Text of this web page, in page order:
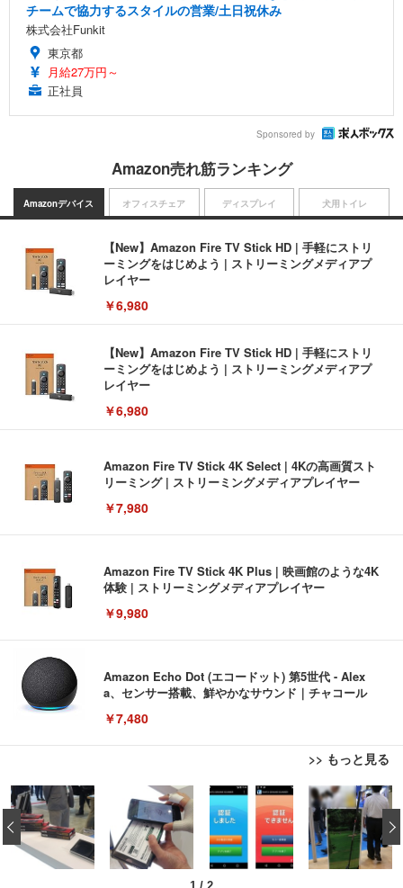
チームで協力するスタイルの営業/土日祝休み
株式会社Funkit
東京都
月給27万円～
正社員
Sponsored by
Amazon売れ筋ランキング
Amazonデバイス
【New】Amazon Fire TV Stick HD | 手軽にストリ
ーミングをはじめよう | ストリーミングメディアプ
レイヤー
￥6,980
【New】Amazon Fire TV Stick HD | 手軽にストリ
ーミングをはじめよう | ストリーミングメディアプ
レイヤー
￥6,980
Amazon Fire TV Stick 4K Select | 4Kの高画質スト
リーミング | ストリーミングメディアプレイヤー
￥7,980
Amazon Fire TV Stick 4K Plus | 映画館のような4K
体験 | ストリーミングメディアプレイヤー
￥9,980
Amazon Echo Dot (エコードット) 第5世代 - Alex
a、センサー搭載、鮮やかなサウンド｜チャコール
￥7,480
>> もっと見る
オフィスチェア
[EdoErgo] オフィスチェア 椅子 テレワーク 疲れな
い 跳ね上げ式アームレスト コンパクト 約105度ロッ
キング pc 事務椅子 360度回転 座面昇降 強化ナイロ
ン樹脂ベース 通気性メッシュ 在宅ワーク H-WY01
(黒網+黒枠+黒足)
￥5,699
ディスプレイ
EIZO ビジネス向けプレミアムモニター | FlexScan
EV3240X-WT | 31.5型4K UHD・USB Type-C・ホワ
イト
￥105,595
犬用トイレ
Amazonベーシック ペットシーツ 薄型 レギュラー 1
回使い捨て 無香料 ホワイト 300枚
￥3,373
‹